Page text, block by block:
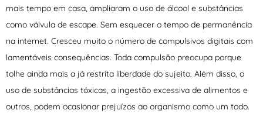
mais tempo em casa, ampliaram o uso de álcool e substâncias
como válvula de escape. Sem esquecer o tempo de permanência
na internet. Cresceu muito o número de compulsivos digitais com
lamentáveis consequências. Toda compulsão preocupa porque
tolhe ainda mais a já restrita liberdade do sujeito. Além disso, o
uso de substâncias tóxicas, a ingestão excessiva de alimentos e
outros, podem ocasionar prejuízos ao organismo como um todo.